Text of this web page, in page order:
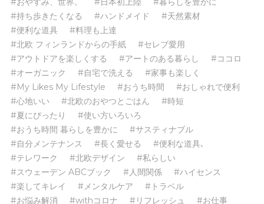
#持ち歩きたくなる
#ハンドメイド
#天然素材
#便利な道具
#料理も上達
#北欧 フィンランドからの手紙
#セレブ愛用
#アウトドアを楽しくする
#アートのある暮らし
#ココロ
#オーガニック
#自宅で洗える
#家事も楽しく
#My Likes My Lifestyle
#おうち時間
#おしゃれで便利
#心地いい
#北欧のおやつとごはん
#時短
#夏にぴったり
#使い方いろいろ
#おうち時間 暮らしを豊かに
#サスティナブル
#自分メンテナンス
#長く愛せる
#便利な道具､
#テレワーク
#北欧デザイン
#私らしい
#スウェーデン ABCブック
#人間関係
#ハイセンス
#楽してキレイ
#メンタルケア
#トラベル
#お悩み解消
#withコロナ #リフレッシュ
#お仕事